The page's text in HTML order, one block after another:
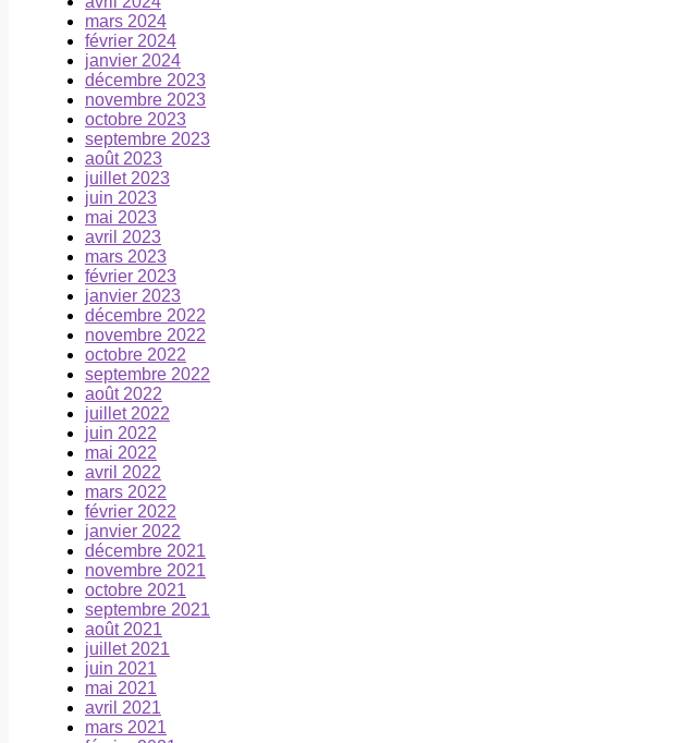
mars 2024
février 2024
janvier 2024
décembre 2023
novembre 2023
octobre 2023
septembre 2023
août 2023
juillet 2023
juin 2023
mai 2023
avril 2023
mars 2023
février 2023
janvier 2023
décembre 2022
novembre 2022
octobre 2022
septembre 2022
août 2022
juillet 2022
juin 2022
mai 2022
avril 2022
mars 2022
février 2022
janvier 2022
décembre 2021
novembre 2021
octobre 2021
septembre 2021
août 2021
juillet 2021
juin 2021
mai 2021
avril 2021
mars 2021